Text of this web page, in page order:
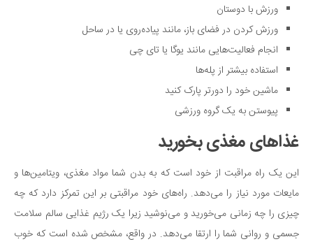
ورزش با دوستان
ورزش کردن در فضای باز، مانند پیاده‌روی یا در ساحل
انجام فعالیت‌هایی مانند یوگا یا تای چی
استفاده بیشتر از پله‌ها
ماشین خود را دورتر پارک کنید
پیوستن به یک گروه ورزشی
غذاهای مغذی بخورید
این یک راه مراقبت از خود است که به بدن شما مواد مغذی، ویتامین‌ها و
مایعات مورد نیاز را می‌دهد. راه‌های خود مراقبتی بر این تمرکز دارد که چه
چیزی را چه زمانی می‌خورید و می‌نوشید زیرا یک رژیم غذایی سالم سلامت
جسمی و روانی شما را ارتقا می‌دهد. در واقع، مشخص شده است که خوب